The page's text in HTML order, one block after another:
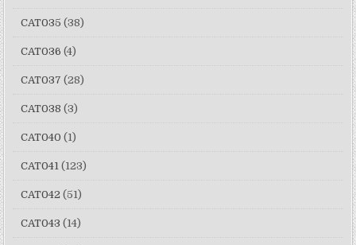
CAT035 (38)
CAT036 (4)
CAT037 (28)
CAT038 (3)
CAT040 (1)
CAT041 (123)
CAT042 (51)
CAT043 (14)